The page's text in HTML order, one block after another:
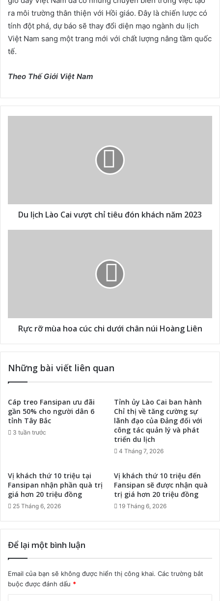
ra môi trường thân thiện với Hồi giáo. Đây là chiến lược có
tính đột phá, dự báo sẽ thay đổi diện mạo ngành du lịch
Việt Nam sang một trang mới với chất lượng nâng tầm quốc
tế.
Theo Thế Giới Việt Nam
Du lịch Lào Cai vượt chỉ tiêu đón khách năm 2023
Rực rỡ mùa hoa cúc chi dưới chân núi Hoàng Liên
Những bài viết liên quan
Cáp treo Fansipan ưu đãi
gần 50% cho người dân 6
tỉnh Tây Bắc
3 tuần trước
Tỉnh ủy Lào Cai ban hành
Chỉ thị về tăng cường sự
lãnh đạo của Đảng đối với
công tác quản lý và phát
triển du lịch
4 Tháng 7, 2026
Vị khách thứ 10 triệu tại
Fansipan nhận phần quà trị
giá hơn 20 triệu đồng
25 Tháng 6, 2026
Vị khách thứ 10 triệu đến
Fansipan sẽ được nhận quà
trị giá hơn 20 triệu đồng
19 Tháng 6, 2026
Để lại một bình luận
Email của bạn sẽ không được hiển thị công khai. Các trường bắt
buộc được đánh dấu *